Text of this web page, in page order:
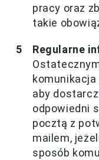
pracy oraz
takie
Regularne
aby
odpowiedni
pocztą z
mailem,
sposób